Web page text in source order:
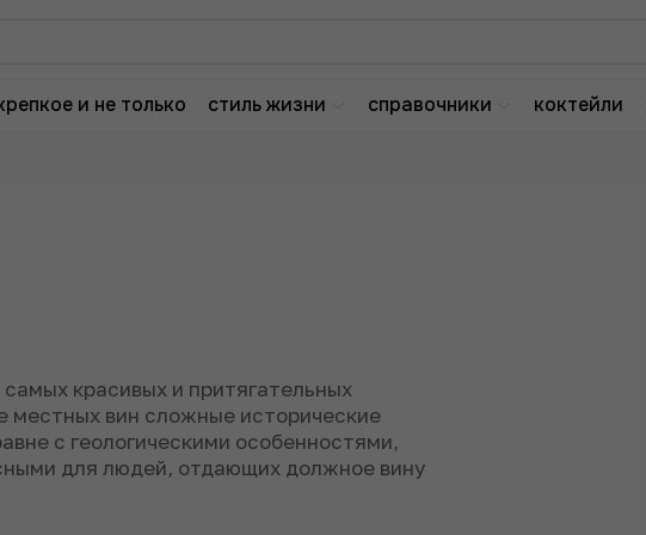
и не только стиль жизни справочники коктейли
красивых и притягательных
местных вин сложные исторические
с геологическими особенностями,
для людей, отдающих должное вину